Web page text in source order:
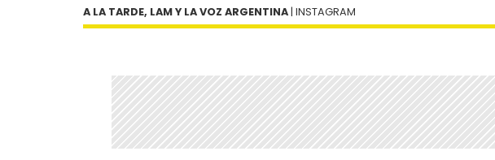
A LA TARDE, LAM Y LA VOZ ARGENTINA | INSTAGRAM